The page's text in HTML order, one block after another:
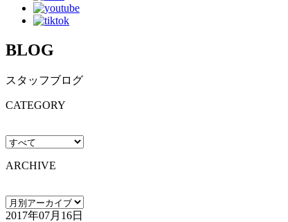
BLOG
スタッフブログ
CATEGORY
ARCHIVE
2017年07月16日